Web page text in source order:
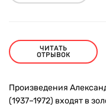
ЧИТАТЬ
ОТРЫВОК
Произведения
(1937–1972) входят в